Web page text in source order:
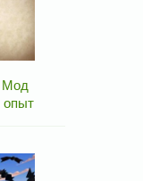
Мод
опыт